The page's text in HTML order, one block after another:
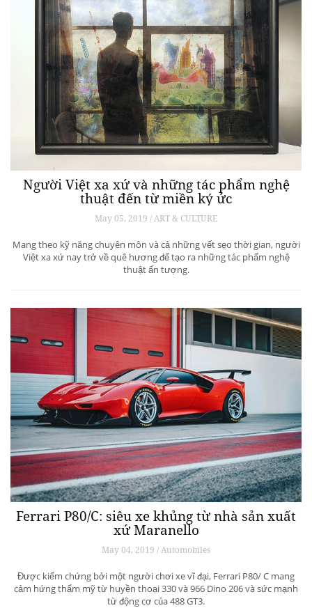
Người Việt xa xứ và những tác phẩm nghệ
thuật đến từ miền ký ức
May 05, 2019 / ART & CULTURE
Mang theo kỹ năng chuyên môn và cả những vết sẹo thời gian, người
Việt xa xứ nay trở về quê hương để tạo ra những tác phẩm nghệ
thuật ấn tượng.
Ferrari P80/C: siêu xe khủng từ ​​nhà sản xuất
xứ Maranello
May 04, 2019 / Automobiles
Được kiểm chứng bởi một người chơi xe vĩ đại, Ferrari P80/ C mang
cảm hứng thẩm mỹ từ huyền thoại 330 và 966 Dino 206 và sức mạnh
từ động cơ của 488 GT3.